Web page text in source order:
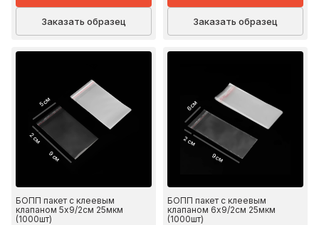
Заказать образец Заказать образец
5 см
2 см
9 см
БОПП пакет с клеевым
клапаном 5х9/2см 25мкм
(1000шт)
6 см
2 см
9 см
БОПП пакет с клеевым
клапаном 6х9/2см 25мкм
(1000шт)